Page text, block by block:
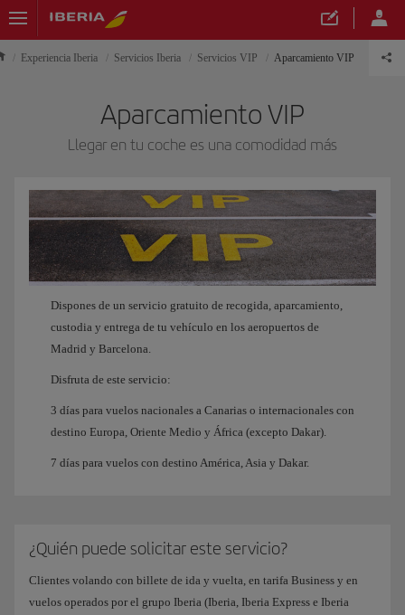
Experiencia Iberia Servicios Iberia Servicios VIP Aparcamiento VIP
Aparcamiento VIP
Llegar en tu coche es una comodidad más
Dispones de un servicio gratuito de recogida, aparcamiento,
custodia y entrega de tu vehículo en los aeropuertos de
Madrid y Barcelona.
Disfruta de este servicio:
3 días para vuelos nacionales a Canarias o internacionales con
destino Europa, Oriente Medio y África (excepto Dakar).
7 días para vuelos con destino América, Asia y Dakar.
¿Quién puede solicitar este servicio?
Clientes volando con billete de ida y vuelta, en tarifa Business y en
vuelos operados por el grupo Iberia (Iberia, Iberia Express e Iberia